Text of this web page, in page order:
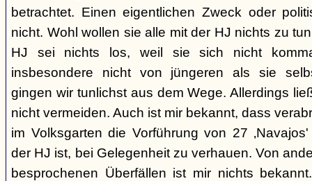
betrachtet. Einen eigentlichen Zweck oder
nicht. Wohl wollen sie alle mit der HJ nichts zu
HJ sei nichts los, weil sie sich nicht
insbesondere nicht von jüngeren als sie
gingen wir tunlichst aus dem Wege. Allerdings
nicht vermeiden. Auch ist mir bekannt, dass
im Volksgarten die Vorführung von 27
der HJ ist, bei Gelegenheit zu verhauen. Von
besprochenen Überfällen ist mir nichts